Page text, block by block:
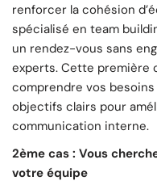
renforcer la cohésion
spécialisé en team
un rendez-vous sans
experts. Cette première
comprendre vos
objectifs clairs pour
communication interne.
2ème cas : Vous
votre équipe